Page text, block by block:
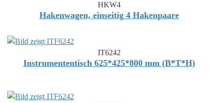
HKW4
Hakenwagen, einseitig 4 Hakenpaare
IT6242
Instrumententisch 625*425*800 mm (B*T*H)